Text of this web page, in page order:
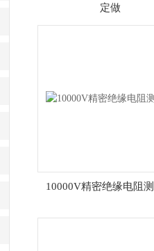
定做
10000V精密绝缘电阻